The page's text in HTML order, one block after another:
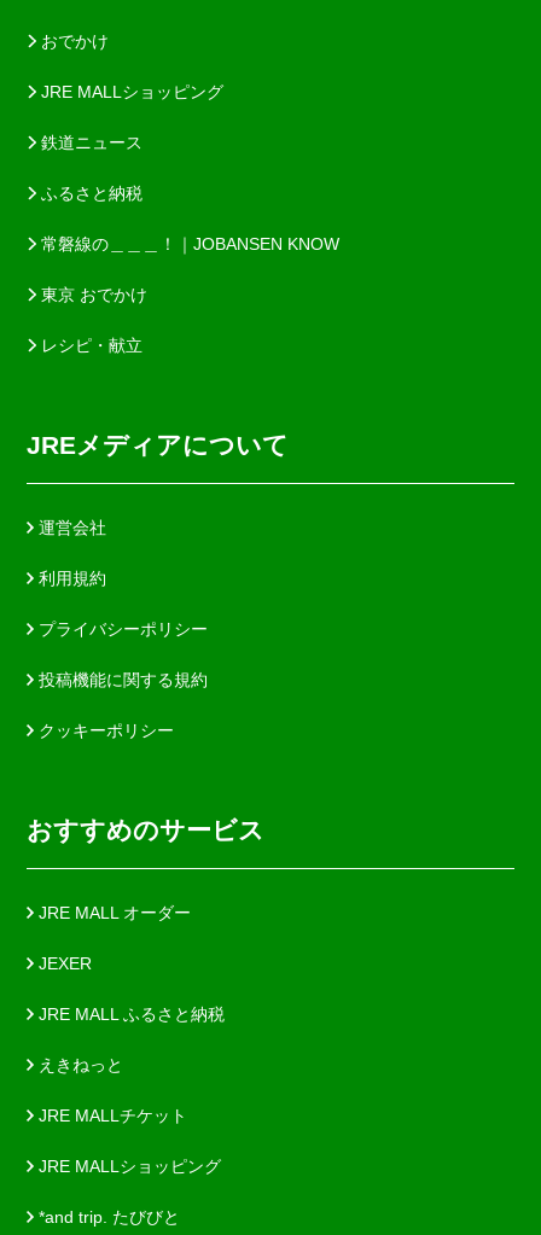
おでかけ
JRE MALLショッピング
鉄道ニュース
ふるさと納税
常磐線の＿＿＿！｜JOBANSEN KNOW
東京 おでかけ
レシピ・献立
JREメディアについて
運営会社
利用規約
プライバシーポリシー
投稿機能に関する規約
クッキーポリシー
おすすめのサービス
JRE MALL オーダー
JEXER
JRE MALL ふるさと納税
えきねっと
JRE MALLチケット
JRE MALLショッピング
*and trip. たびびと